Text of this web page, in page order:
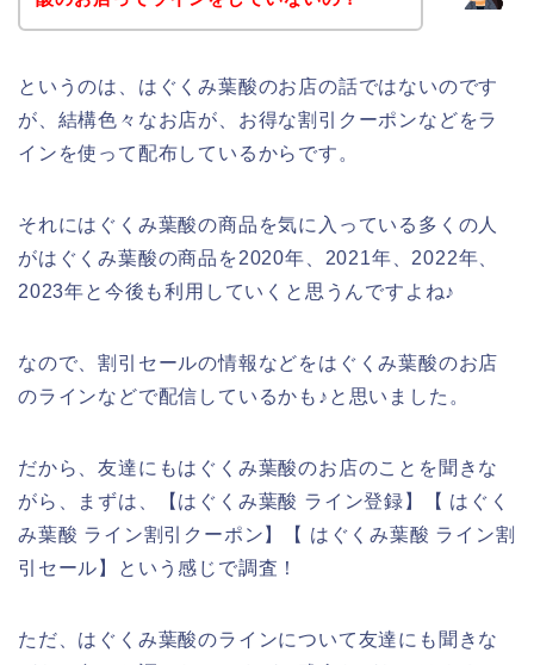
というのは、はぐくみ葉酸のお店の話ではないのです
が、結構色々なお店が、お得な割引クーポンなどをラ
インを使って配布しているからです。
それにはぐくみ葉酸の商品を気に入っている多くの人
がはぐくみ葉酸の商品を2020年、2021年、2022年、
2023年と今後も利用していくと思うんですよね♪
なので、割引セールの情報などをはぐくみ葉酸のお店
のラインなどで配信しているかも♪と思いました。
だから、友達にもはぐくみ葉酸のお店のことを聞きな
がら、まずは、【はぐくみ葉酸 ライン登録】【 はぐく
み葉酸 ライン割引クーポン】【 はぐくみ葉酸 ライン割
引セール】という感じで調査！
ただ、はぐくみ葉酸のラインについて友達にも聞きな